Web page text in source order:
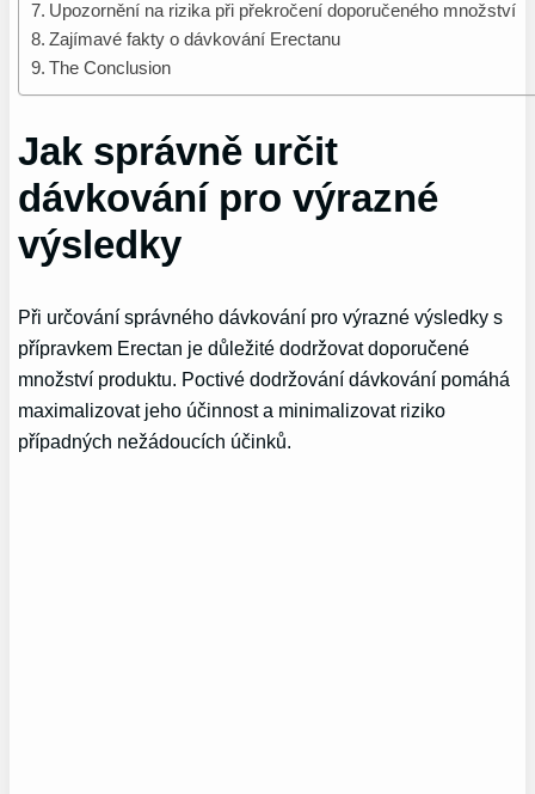
Upozornění na rizika při překročení doporučeného množství
Zajímavé fakty o dávkování Erectanu
The Conclusion
Jak správně určit
dávkování pro výrazné
výsledky
Při určování správného dávkování pro výrazné výsledky s
přípravkem Erectan je důležité dodržovat doporučené
množství produktu. Poctivé dodržování dávkování pomáhá
maximalizovat jeho účinnost a minimalizovat riziko
případných nežádoucích účinků.